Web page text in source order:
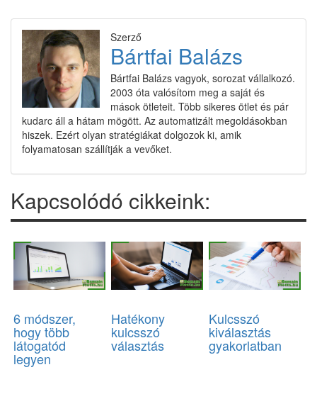
Szerző
Bártfai Balázs
Bártfai Balázs vagyok, sorozat vállalkozó.
2003 óta valósítom meg a saját és
mások ötleteit. Több sikeres ötlet és pár
kudarc áll a hátam mögött. Az automatizált megoldásokban
hiszek. Ezért olyan stratégiákat dolgozok ki, amik
folyamatosan szállítják a vevőket.
Kapcsolódó cikkeink:
6 módszer,
hogy több
látogatód
legyen
Hatékony
kulcsszó
választás
Kulcsszó
kiválasztás
gyakorlatban